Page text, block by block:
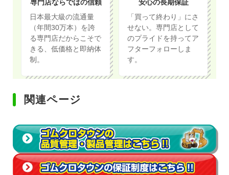
専門店ならではの信頼
日本最大級の流通量
（年間30万本）を誇
る専門店だからこそで
きる、低価格と即納体
制。
安心の長期保証
「買って終わり」にさ
せない。専門店として
のプライドを持ってア
フターフォローしま
す。
関連ページ